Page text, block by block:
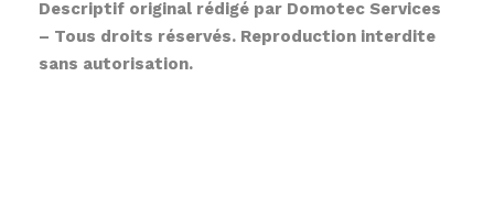
Descriptif original rédigé par Domotec Services
– Tous droits réservés. Reproduction interdite
sans autorisation.